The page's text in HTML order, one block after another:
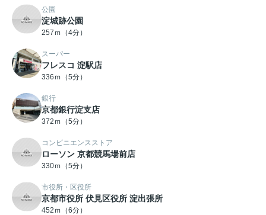
公園
淀城跡公園
257ｍ（4分）
スーパー
フレスコ 淀駅店
336ｍ（5分）
銀行
京都銀行淀支店
372ｍ（5分）
コンビニエンスストア
ローソン 京都競馬場前店
330ｍ（5分）
市役所・区役所
京都市役所 伏見区役所 淀出張所
452ｍ（6分）